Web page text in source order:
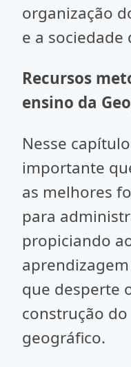
organização
e a
Recursos
ensino da
Nesse
importante
as melhores
para
propiciando
que desperte
construção
geográfico.